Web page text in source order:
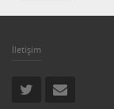
İletişim